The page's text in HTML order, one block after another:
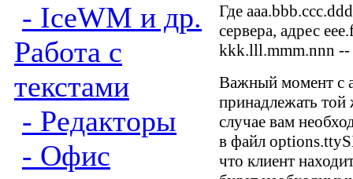
- IceWM и др.
Работа с
текстами
- Редакторы
- Офис
Где
сервера, адрес
kkk.lll.mmm.nnn --
Важный момент с
принадлежать той
случае вам
в файл
что клиент